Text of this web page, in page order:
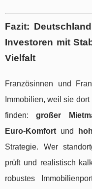
Fazit:
Investoren mit
Vielfalt
Französinnen und
Immobilien, weil sie
finden:großer
Euro-Komfort und
Strategie. Wer
prüft und realistisch
robustes